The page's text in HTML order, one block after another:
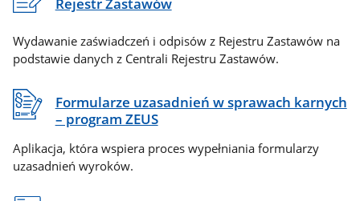
Wydawanie zaświadczeń i odpisów z Rejestru Zastawów na
podstawie danych z Centrali Rejestru Zastawów.
Formularze uzasadnień w sprawach karnych
– program ZEUS
Aplikacja, która wspiera proces wypełniania formularzy
uzasadnień wyroków.